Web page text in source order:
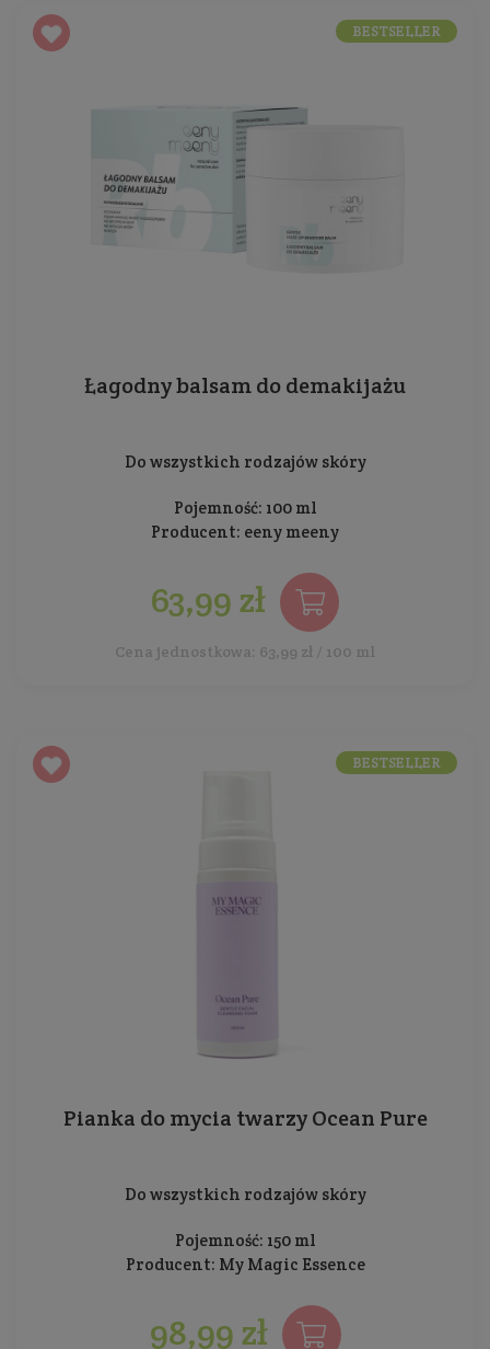
Łagodny balsam do demakijażu
Do wszystkich rodzajów skóry
Pojemność: 100 ml
Producent: eeny meeny
63,99 zł
Cena jednostkowa: 63,99 zł / 100 ml
BESTSELLER
Pianka do mycia twarzy Ocean Pure
Do wszystkich rodzajów skóry
Pojemność: 150 ml
Producent: My Magic Essence
98,99 zł
BESTSELLER